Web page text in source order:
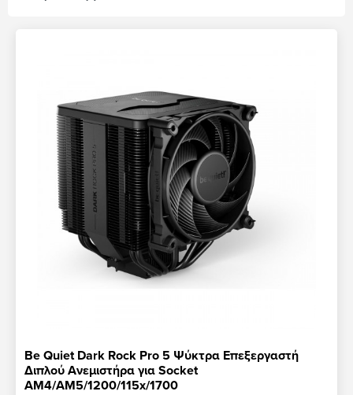
Be Quiet Dark Rock Pro 5 Ψύκτρα Επεξεργαστή
Διπλού Ανεμιστήρα για Socket
AM4/AM5/1200/115x/1700